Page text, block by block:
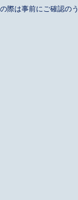
際は事前にご確認のう